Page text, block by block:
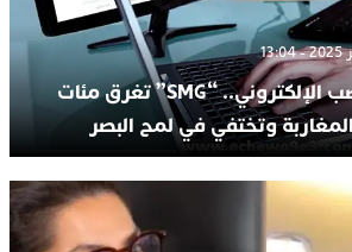
تسونامي النصب الإلكتروني.. “SMG” تغرق مئات
وتختفي في لمح البصر